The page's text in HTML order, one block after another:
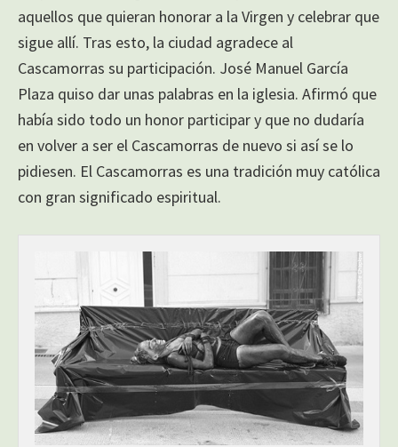
aquellos que quieran honorar a la Virgen y celebrar que
sigue allí. Tras esto, la ciudad agradece al
Cascamorras su participación. José Manuel García
Plaza quiso dar unas palabras en la iglesia. Afirmó que
había sido todo un honor participar y que no dudaría
en volver a ser el Cascamorras de nuevo si así se lo
pidiesen. El Cascamorras es una tradición muy católica
con gran significado espiritual.